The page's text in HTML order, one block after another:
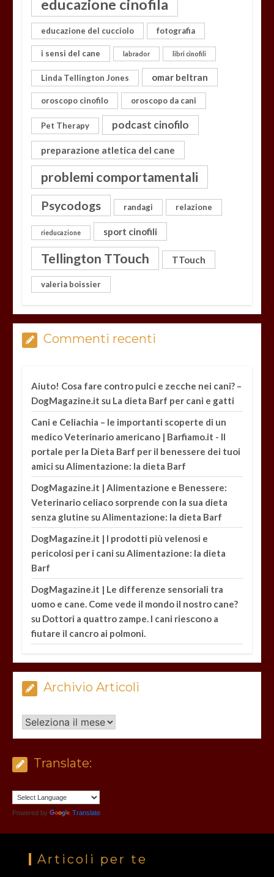
educazione cinofila
educazione del cucciolo fotografia
i sensi del cane labrador libri cinofili
Linda Tellington Jones omar beltran
oroscopo cinofilo oroscopo da cani
Pet Therapy podcast cinofilo
preparazione atletica del cane
problemi comportamentali
Psycodogs randagi relazione
rieducazione sport cinofili
Tellington TTouch TTouch
valeria boissier
Commenti recenti
Aiuto! Cosa fare contro pulci e zecche nei cani? –
DogMagazine.it su La dieta Barf per cani e gatti
Cani e Celiachia – le importanti scoperte di un
medico Veterinario americano | Barfiamo.it - Il
portale per la Dieta Barf per il benessere dei tuoi
amici suAlimentazione: la dieta Barf
DogMagazine.it | Alimentazione e Benessere:
Veterinario celiaco sorprende con la sua dieta
senza glutine suAlimentazione: la dieta Barf
DogMagazine.it | I prodotti più velenosi e
pericolosi per i cani suAlimentazione: la dieta
Barf
DogMagazine.it | Le differenze sensoriali tra
uomo e cane. Come vede il mondo il nostro cane?
su Dottori a quattro zampe. I cani riescono a
fiutare il cancro ai polmoni.
Archivio Articoli
Archivio
Articoli
Translate:
Powered by Translate
Articoli per te